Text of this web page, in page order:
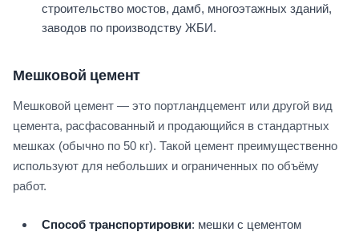
строительство мостов, дамб, многоэтажных зданий,
заводов по производству ЖБИ.
Мешковой цемент
Мешковой цемент — это портландцемент или другой вид
цемента, расфасованный и продающийся в стандартных
мешках (обычно по 50 кг). Такой цемент преимущественно
используют для небольших и ограниченных по объёму
работ.
Способ транспортировки: мешки с цементом